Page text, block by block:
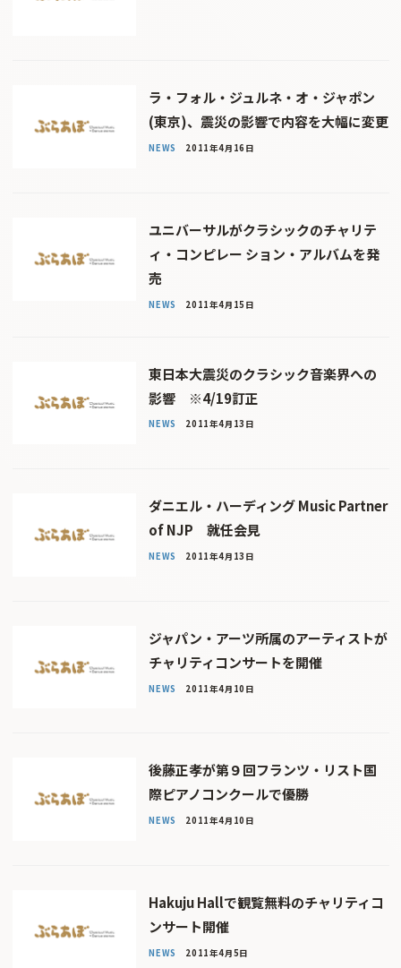
ラ・フォル・ジュルネ・オ・ジャポン
(東京)、震災の影響で内容を大幅に変更
NEWS 2011年4月16日
ユニバーサルがクラシックのチャリテ
ィ・コンピレー ション・アルバムを発
売
NEWS 2011年4月15日
東日本大震災のクラシック音楽界への
影響 ※4/19訂正
NEWS 2011年4月13日
ダニエル・ハーディング Music Partner
of NJP 就任会見
NEWS 2011年4月13日
ジャパン・アーツ所属のアーティストが
チャリティコンサートを開催
NEWS 2011年4月10日
後藤正孝が第９回フランツ・リスト国
際ピアノコンクールで優勝
NEWS 2011年4月10日
Hakuju Hallで観覧無料のチャリティコ
ンサート開催
NEWS 2011年4月5日